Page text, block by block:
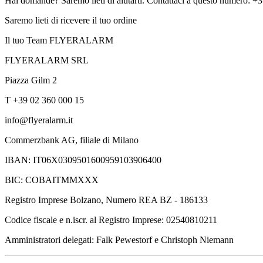
Saremo lieti di ricevere il tuo ordine
Il tuo Team FLYERALARM
FLYERALARM SRL
Piazza Gilm 2
T +39 02 360 000 15
info@flyeralarm.it
Commerzbank AG, filiale di Milano
IBAN: IT06X0309501600959103906400
BIC: COBAITMMXXX
Registro Imprese Bolzano, Numero REA BZ - 186133
Codice fiscale e n.iscr. al Registro Imprese: 02540810211
Amministratori delegati: Falk Pewestorf e Christoph Niemann